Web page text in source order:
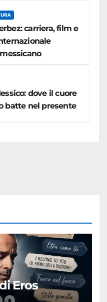
carriera, film e
dove il cuore
batte nel presente
Eros